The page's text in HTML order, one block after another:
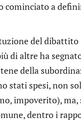
a
del
di altre ha
della
stati spesi, non
impoverito),
dentro i